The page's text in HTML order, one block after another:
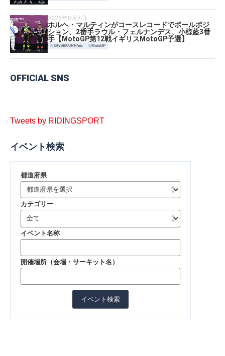
2026年8月8日
ホルヘ・マルティンがコースレコードでポールポジ
ション、2番手ラウル・フェルナンデス、小椋藍3番
手【MotoGP第12戦イギリスMotoGP予選】
GP/SBK/JRR/etc MotoGP
OFFICIAL SNS
Tweets by RIDINGSPORT
イベント検索
都道府県
カテゴリー
イベント名称
開催場所（会場・サーキット名）